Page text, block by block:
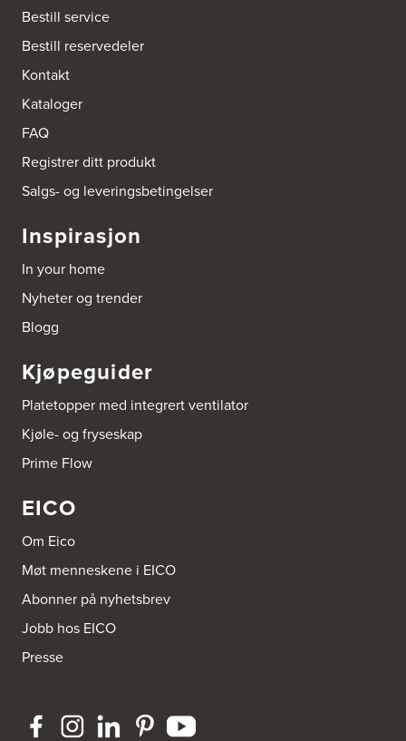
Bestill service
Bestill reservedeler
Kontakt
Kataloger
FAQ
Registrer ditt produkt
Salgs- og leveringsbetingelser
Inspirasjon
In your home
Nyheter og trender
Blogg
Kjøpeguider
Platetopper med integrert ventilator
Kjøle- og fryseskap
Prime Flow
EICO
Om Eico
Møt menneskene i EICO
Abonner på nyhetsbrev
Jobb hos EICO
Presse